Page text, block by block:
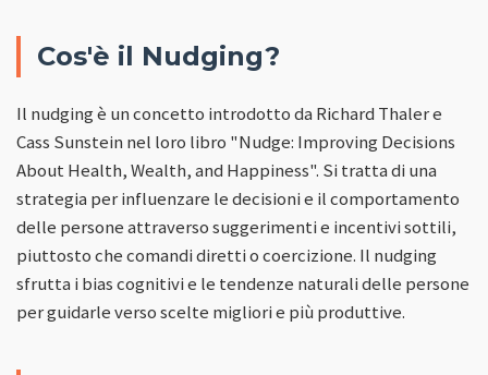
Cos'è il Nudging?
Il nudging è un concetto introdotto da Richard Thaler e
Cass Sunstein nel loro libro "Nudge: Improving Decisions
About Health, Wealth, and Happiness". Si tratta di una
strategia per influenzare le decisioni e il comportamento
delle persone attraverso suggerimenti e incentivi sottili,
piuttosto che comandi diretti o coercizione. Il nudging
sfrutta i bias cognitivi e le tendenze naturali delle persone
per guidarle verso scelte migliori e più produttive.